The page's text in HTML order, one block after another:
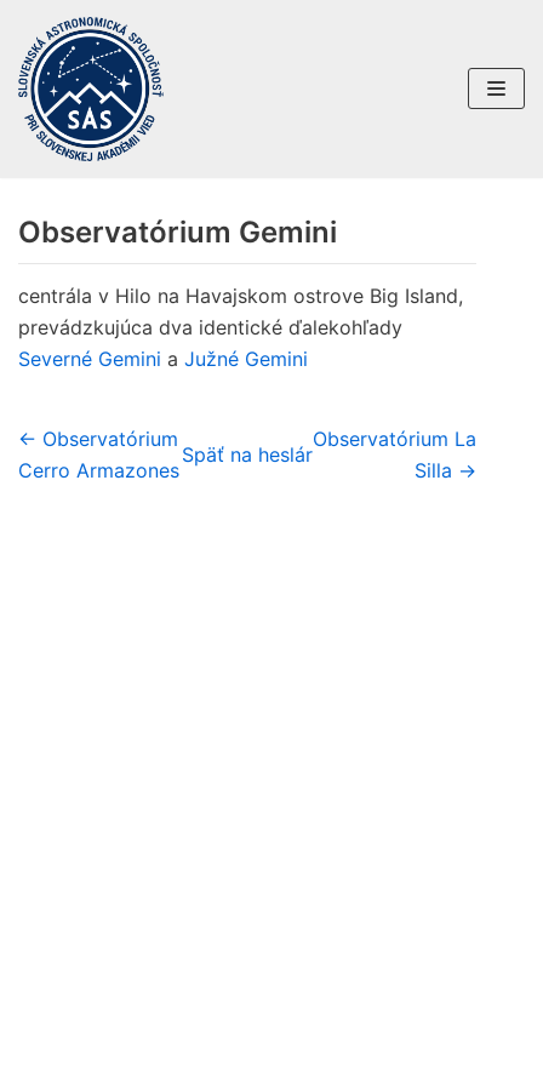
Preskočiť
na
obsah
Observatórium Gemini
centrála v Hilo na Havajskom ostrove Big Island,
prevádzkujúca dva identické ďalekohľady
Severné Gemini a Južné Gemini
← Observatórium
Cerro Armazones
Späť na heslár
Observatórium La
Silla →